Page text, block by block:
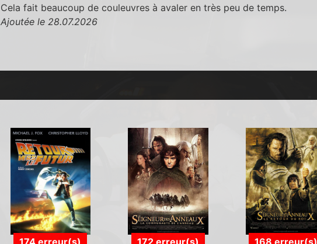
Cela fait beaucoup de couleuvres à avaler en très peu de temps.
Ajoutée le 28.07.2026
174 erreur(s) 172 erreur(s) 168 erreur(s)